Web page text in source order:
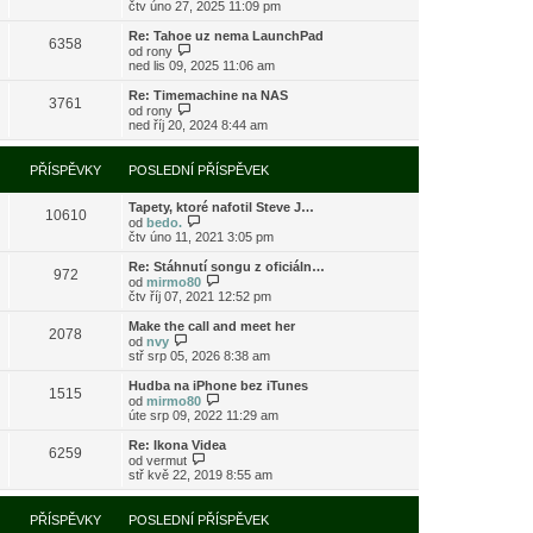
ě
e
ř
s
ě
e
o
l
d
í
ř
í
s
p
ě
v
e
k
o
r
z
i
p
o
s
l
e
d
í
ř
í
p
ě
v
k
čtv úno 27, 2025 11:09 pm
6358
Re: Tahoe uz nema LaunchPad
od rony
o
r
z
i
t
p
o
s
l
e
d
í
p
ř
í
p
ě
v
k
ned lis 09, 2025 11:06 am
3761
Re: Timemachine na NAS
od rony
o
r
a
z
i
t
p
o
l
e
d
í
ř
í
s
p
ě
v
k
ned říj 20, 2024 8:44 am
PŘÍSPĚVKY POSLEDNÍ PŘÍSPĚVEK
10610
Tapety, ktoré nafotil Steve J…
od bedo.
o
r
a
z
i
t
p
o
s
e
d
n
p
ř
í
s
ě
čtv úno 11, 2021 3:05 pm
972
Re: Stáhnutí songu z oficiáln…
od mirmo80
o
r
z
p
o
s
e
n
í
ř
čtv říj 07, 2021 12:52 pm
2078
Make the call and meet her
od nvy
o
r
a
z
t
p
o
s
l
e
d
stř srp 05, 2026 8:38 am
1515
Hudba na iPhone bez iTunes
od mirmo80
o
r
z
t
p
o
úte srp 09, 2022 11:29 am
6259
Re: Ikona Videa
od vermut
o
r
a
z
stř kvě 22, 2019 8:55 am
PŘÍSPĚVKY POSLEDNÍ PŘÍSPĚVEK